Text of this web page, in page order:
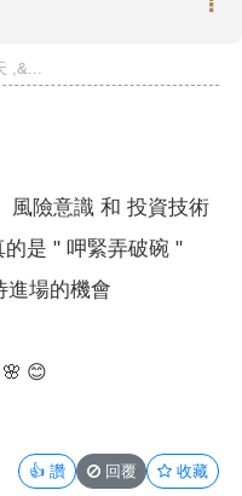
,&...
風險意識 和 投資技術
是 " 呷緊弄破碗 "
進場的機會
🌸 😊
👍 讚 回覆 收藏